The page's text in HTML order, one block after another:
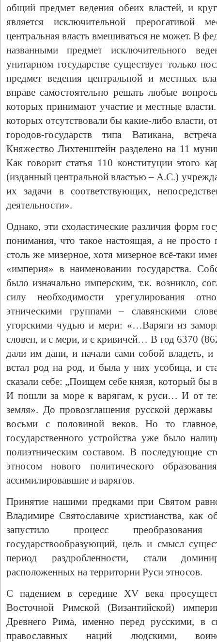
общий предмет ведения обеих властей, и
является исключительной прерогативой
центральная власть вмешиваться не может. В
названными предмет исключительного
унитарном государстве существует только
предмет ведения центральной и местных
вправе самостоятельно решать любые
которых принимают участие и местные
которых отсутствовали бы какие-либо власти,
городов-государств типа Ватикана,
Княжество Лихтенштейн разделено на 11
Как говорит статья 110 конституции этого
(изданный центральной властью – А.С.)
их задачи в соответствующих,
деятельности».
Однако, эти схоластические различия форм
понимания, что такое настоящая, а не
столь же мизерное, хотя мизерное всё-таки
«империя» в наименовании государства.
было изначально имперским, т.к. возникло,
силу необходимости урегулирования
этническими группами – славянскими
угорскими чудью и мери: «…Варяги из
словен, и с мери, и с кривичей… В год 6370
дали им дани, и начали сами собой владеть,
встал род на род, и была у них усобица, и
сказали себе: „Поищем себе князя, который бы
И пошли за море к варягам, к руси… И от тех
земля». До провозглашения русской
восьми с половиной веков. Но то
государственного устройства уже было
полиэтническим составом. В последующие
этносом нового политического
ассимилировавшие и варягов.
Принятие нашими предками при Святом
Владимире Святославиче христианства, как
запустило процесс
государствообразующий, цель и смысл
период раздробленности, стали
расположенных на территории Руси этносов.
С падением в середине XV века
Восточной Римской (Византийской)
Древнего Рима, именно перед русскими, в
православных наций людскими,
Свидетельство